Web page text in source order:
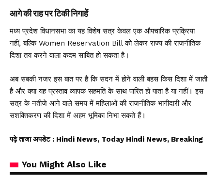
आगे की राह पर टिकी निगाहें
मध्य प्रदेश विधानसभा का यह विशेष सत्र केवल एक औपचारिक प्रक्रिया
नहीं, बल्कि Women Reservation Bill को लेकर राज्य की राजनीतिक
दिशा तय करने वाला कदम साबित हो सकता है।
अब सबकी नजर इस बात पर है कि सदन में होने वाली बहस किस दिशा में जाती
है और क्या यह प्रस्ताव व्यापक सहमति के साथ पारित हो पाता है या नहीं। इस
सत्र के नतीजे आने वाले समय में महिलाओं की राजनीतिक भागीदारी और
सशक्तिकरण की दिशा में अहम भूमिका निभा सकते हैं।
पढ़े ताजा अपडेट : Hindi News, Today Hindi News, Breaking
You Might Also Like